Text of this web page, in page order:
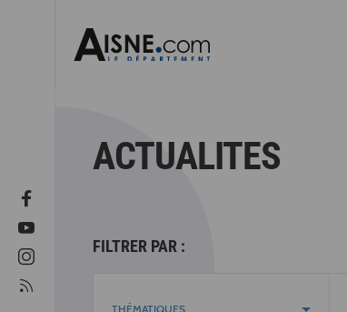
ACTUALITES
FILTRER PAR :
THÉMATIQUES